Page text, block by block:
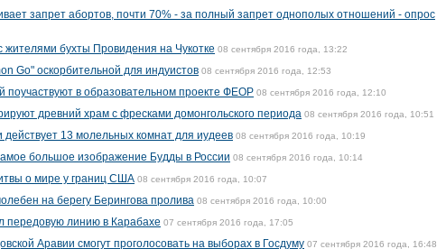
запрет абортов, почти 70% - за полный запрет однополых отношений - опрос
жителями бухты Провидения на Чукотке 08 сентября 2016 года, 13:22
Go" оскорбительной для индуистов 08 сентября 2016 года, 12:53
поучаствуют в образовательном проекте ФЕОР 08 сентября 2016 года, 12:10
древний храм с фресками домонгольского периода 08 сентября 2016 года, 10:51
действует 13 молельных комнат для иудеев 08 сентября 2016 года, 10:19
большое изображение Будды в России 08 сентября 2016 года, 10:14
о мире у границ США 08 сентября 2016 года, 10:07
на берегу Берингова пролива 08 сентября 2016 года, 10:00
передовую линию в Карабахе 07 сентября 2016 года, 17:05
Аравии смогут проголосовать на выборах в Госдуму 07 сентября 2016 года, 16:48